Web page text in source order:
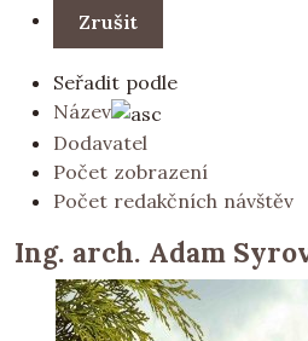
Seřadit podle
Název
Dodavatel
Počet zobrazení
Počet redakčních návštěv
Ing. arch. Adam